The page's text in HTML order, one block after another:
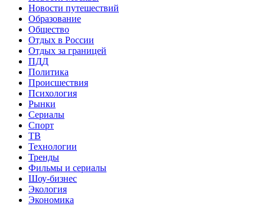
Новости путешествий
Образование
Общество
Отдых в России
Отдых за границей
ПДД
Политика
Происшествия
Психология
Рынки
Сериалы
Спорт
ТВ
Технологии
Тренды
Фильмы и сериалы
Шоу-бизнес
Экология
Экономика